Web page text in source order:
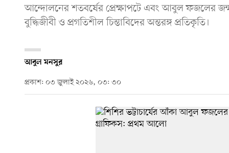
আন্দোলনের শতবর্ষের প্রেক্ষাপটে এবং আবুল ফজলের
বুদ্ধিজীবী ও প্রগতিশীল চিন্তাবিদের অন্তরঙ্গ প্রতিকৃতি।
আবুল মনসুর
প্রকাশ: ০৩ জুলাই ২০২৬, ০৩: ৩০